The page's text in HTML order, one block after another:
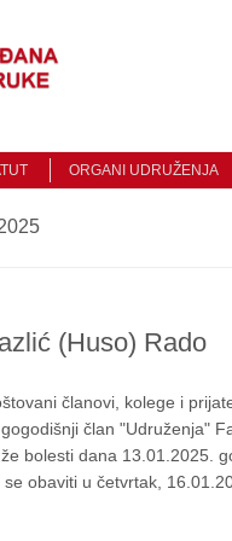
ORGANI UDRUŽENJA
(Huso) Rado
članovi, kolege i
član "Udruženja"
bolesti dana 13.01.2025.
se obaviti u četvrtak,